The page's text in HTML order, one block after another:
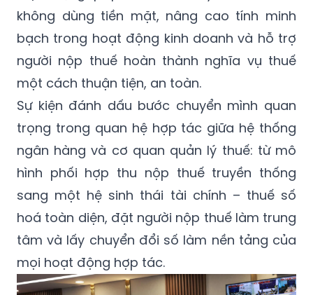
không dùng tiền mặt, nâng cao tính minh
bạch trong hoạt động kinh doanh và hỗ trợ
người nộp thuế hoàn thành nghĩa vụ thuế
một cách thuận tiện, an toàn.
Sự kiện đánh dấu bước chuyển mình quan
trọng trong quan hệ hợp tác giữa hệ thống
ngân hàng và cơ quan quản lý thuế: từ mô
hình phối hợp thu nộp thuế truyền thống
sang một hệ sinh thái tài chính – thuế số
hoá toàn diện, đặt người nộp thuế làm trung
tâm và lấy chuyển đổi số làm nền tảng của
mọi hoạt động hợp tác.